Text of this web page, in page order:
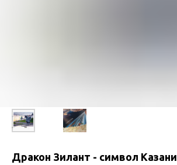
Дракон Зилант - символ Казани